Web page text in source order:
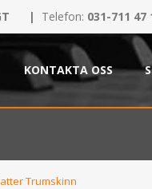
| Telefon: 031-711 47
KONTAKTA OSS
Trumskinn